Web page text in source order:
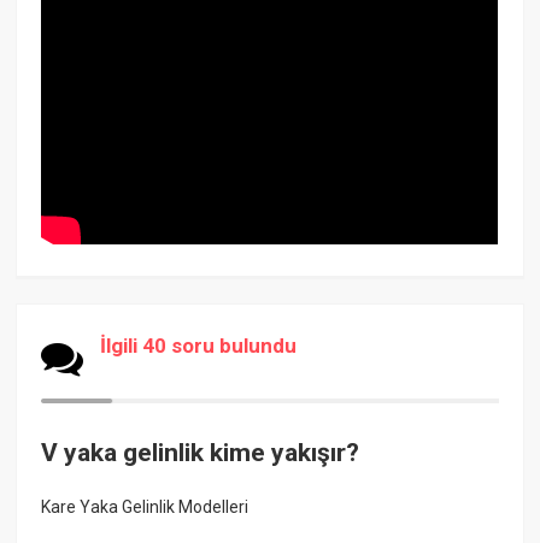
İlgili 40 soru bulundu
V yaka gelinlik kime yakışır?
Kare Yaka Gelinlik Modelleri